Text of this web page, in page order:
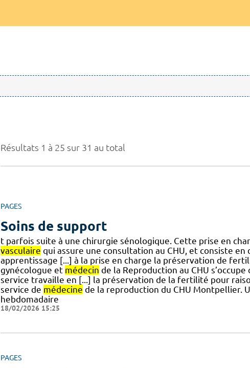
Résultats 1 à 25 sur 31 au total
PAGES
Soins de support
t parfois suite à une chirurgie sénologique. Cette prise en
vasculaire qui assure une consultation au CHU, et consiste en
apprentissage [...] à la prise en charge la préservation de
gynécologue et médecin de la Reproduction au CHU
service travaille en [...] la préservation de la fertilité pour
service de médecine de la reproduction du CHU Montpellier.
hebdomadaire
18/02/2026 15:25
PAGES